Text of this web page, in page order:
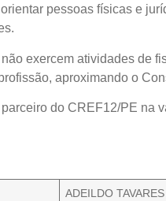
pessoas físicas e
exercem atividades de
aproximando o
do CREF12/PE
ADEILDO